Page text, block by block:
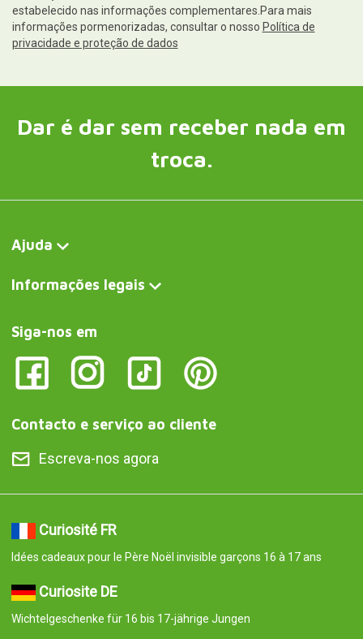
estabelecido nas informações complementares.Para mais
informações pormenorizadas, consultar o nosso Política de
privacidade e proteção de dados
Dar é dar sem receber nada em
troca.
Ajuda
Informações legais
Siga-nos em
Contacto e serviço ao cliente
Escreva-nos agora
Curiosité FR
Idées cadeaux pour le Père Noël invisible garçons 16 à 17 ans
Curiosite DE
Wichtelgeschenke für 16 bis 17-jährige Jungen